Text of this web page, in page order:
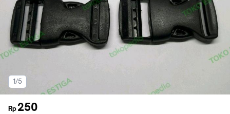
1/5
Rp 250